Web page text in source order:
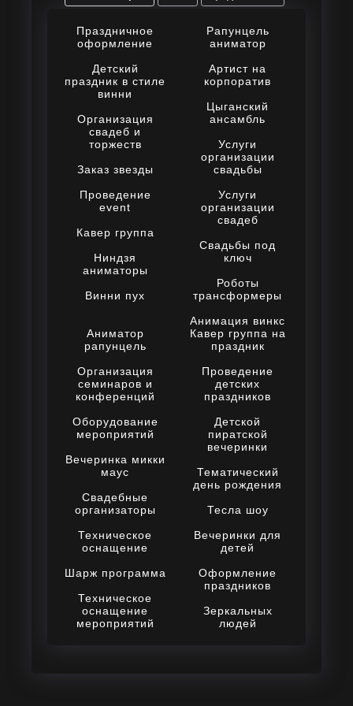
Праздничное
оформление
Детский
праздник в стиле
винни
Организация
свадеб и
торжеств
Заказ звезды
Проведение
event
Кавер группа
Ниндзя
аниматоры
Винни пух
Рапунцель
аниматор
Артист на
корпоратив
Цыганский
ансамбль
Услуги
организации
свадьбы
Услуги
организации
свадеб
Свадьбы под
ключ
Роботы
трансформеры
Анимация винкс
Аниматор
рапунцель
Организация
семинаров и
конференций
Оборудование
мероприятий
Вечеринка микки
маус
Свадебные
организаторы
Техническое
оснащение
Шарж программа
Техническое
оснащение
мероприятий
Кавер группа на
праздник
Проведение
детских
праздников
Детской
пиратской
вечеринки
Тематический
день рождения
Тесла шоу
Вечеринки для
детей
Оформление
праздников
Зеркальных
людей